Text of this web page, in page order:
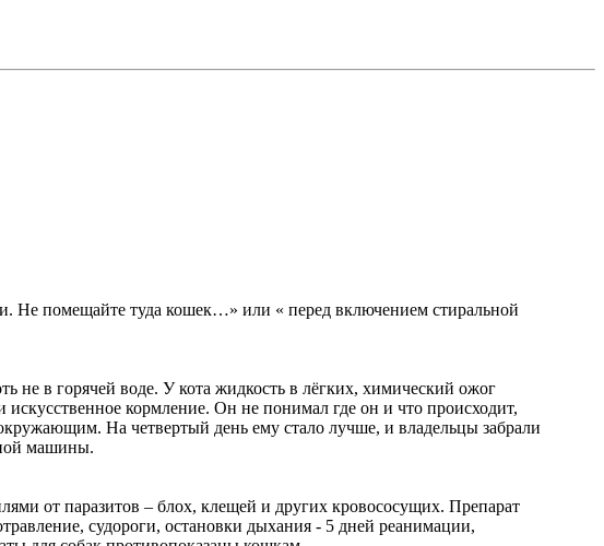
Не помещайте туда кошек…» или « перед включением стиральной
не в горячей воде. У кота жидкость в лёгких, химический ожог
кормление. Он не понимал где он и что происходит,
На четвертый день ему стало лучше, и владельцы забрали
машины.
от паразитов – блох, клещей и других кровососущих. Препарат
судороги, остановки дыхания - 5 дней реанимации,